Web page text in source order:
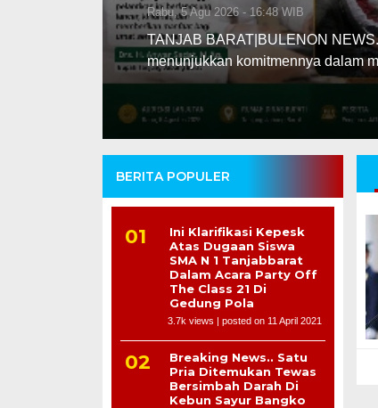
Rabu, 5 Agu 2026 - 16:48 WIB
TANJAB BARAT|BULENON
menunjukkan komitmennya dalam
BERITA POPULER
Ini Klarifikasi Kepesk
Atas Dugaan Siswa
SMA N 1 Tanjabbarat
Dalam Acara Party Off
The Class 21 Di
Gedung Pola
3.7k views | posted on 11 April 2021
Breaking News.. Satu
Pria Ditemukan Tewas
Bersimbah Darah Di
Kebun Sayur Bangko